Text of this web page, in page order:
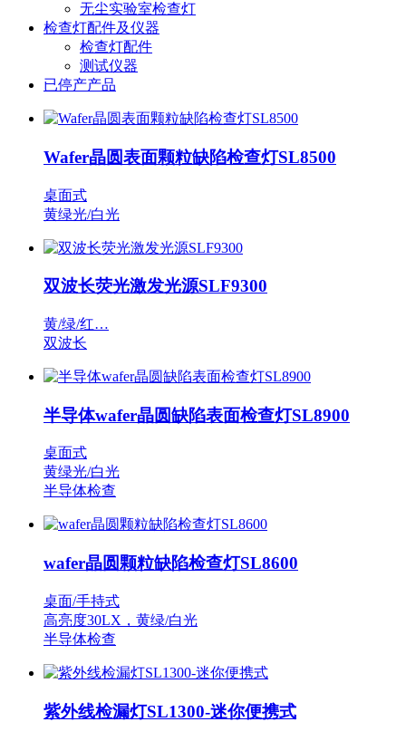
无尘实验室检查灯
检查灯配件及仪器
检查灯配件
测试仪器
已停产产品
Wafer晶圆表面颗粒缺陷检查灯SL8500
桌面式
黄绿光/白光
双波长荧光激发光源SLF9300
黄/绿/红…
双波长
半导体wafer晶圆缺陷表面检查灯SL8900
桌面式
黄绿光/白光
半导体检查
wafer晶圆颗粒缺陷检查灯SL8600
桌面/手持式
高亮度30LX，黄绿/白光
半导体检查
紫外线检漏灯SL1300-迷你便携式